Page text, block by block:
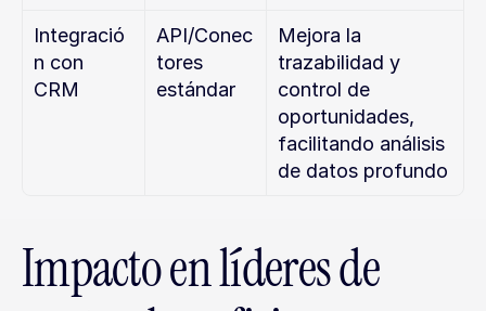
Integració
n con
CRM
API/Conec
tores
estándar
Mejora la
trazabilidad y
control de
oportunidades,
facilitando análisis
de datos profundo
Impacto en líderes de